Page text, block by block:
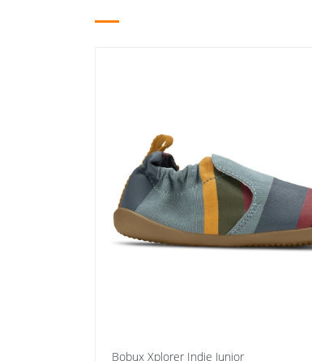
Bobux Xplorer Indie Junior